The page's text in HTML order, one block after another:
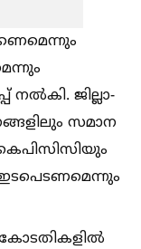
ജില്ലാ-
സമാന
കോടതികളില്‍